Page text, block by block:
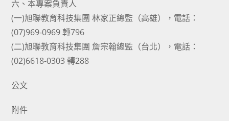
六、本專案負責人
(一)旭聯教育科技集團 林家正總監（高雄），電話：
(07)969-0969 轉796
(二)旭聯教育科技集團 詹宗翰總監（台北），電話：
(02)6618-0303 轉288
公文
附件